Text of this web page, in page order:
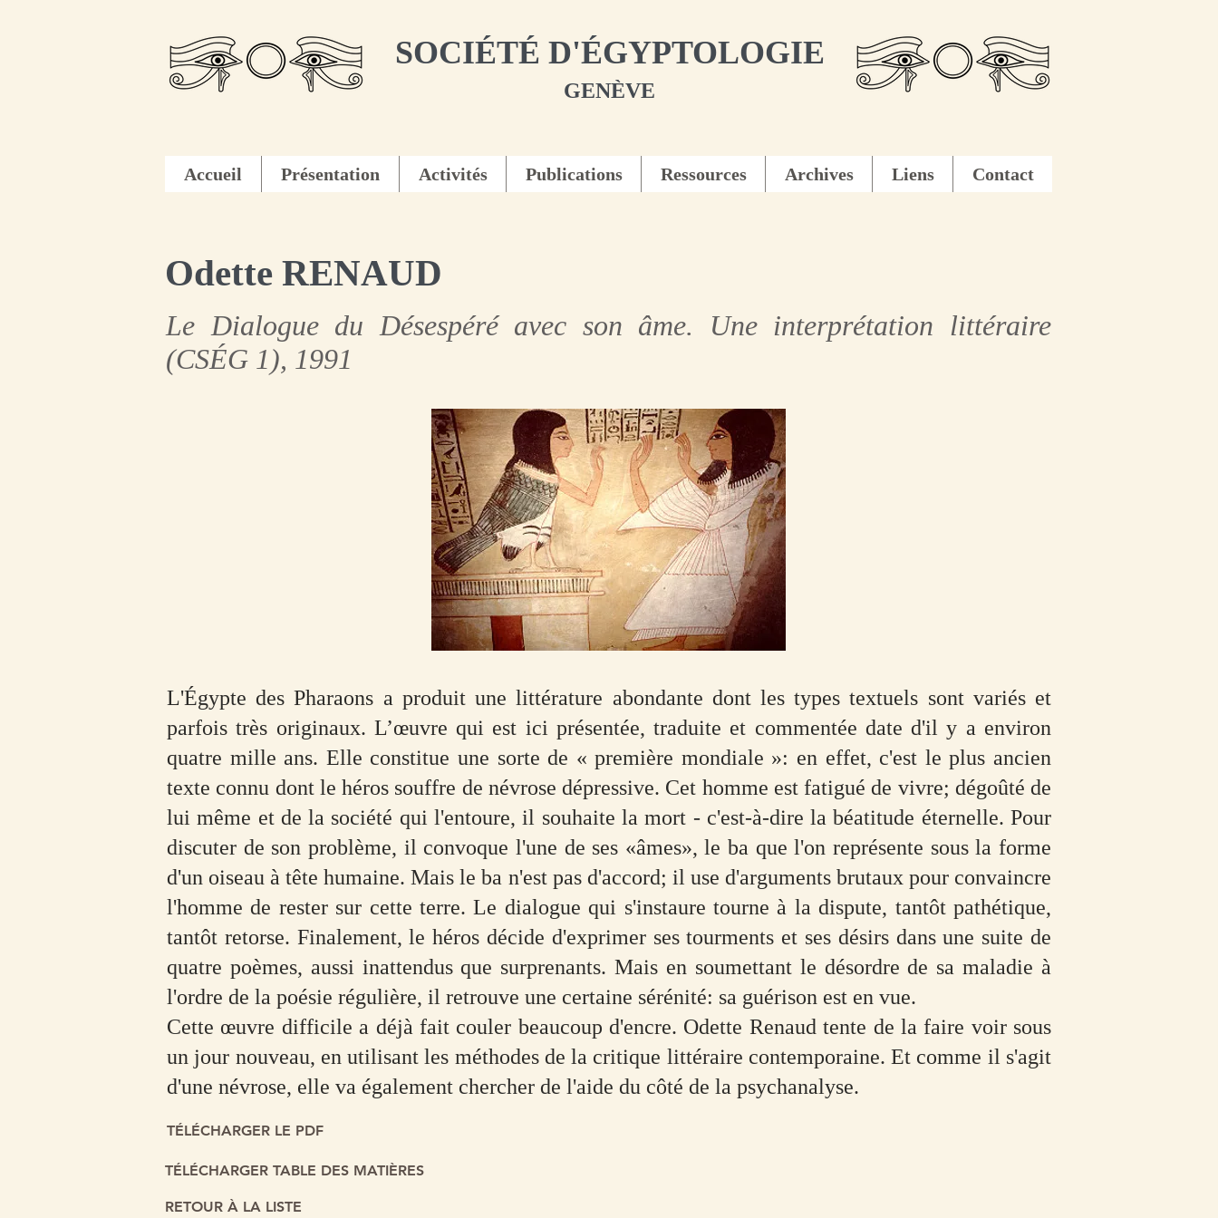
SOCIÉTÉ D'ÉGYPTOLOGIE
GENÈVE
Accueil Présentation Activités Publications Ressources Archives Liens Contact
Le Dialogue du Désespéré avec son âme. Une interprétation littéraire
(CSÉG 1), 1991
Odette RENAUD
L'Égypte des Pharaons a produit une littérature abondante dont les types textuels sont variés et
parfois très originaux. L’œuvre qui est ici présentée, traduite et commentée date d'il y a environ
quatre mille ans. Elle constitue une sorte de « première mondiale »: en effet, c'est le plus ancien
texte connu dont le héros souffre de névrose dépressive. Cet homme est fatigué de vivre; dégoûté de
lui même et de la société qui l'entoure, il souhaite la mort - c'est-à-dire la béatitude éternelle. Pour
discuter de son problème, il convoque l'une de ses «âmes», le ba que l'on représente sous la forme
d'un oiseau à tête humaine. Mais le ba n'est pas d'accord; il use d'arguments brutaux pour convaincre
l'homme de rester sur cette terre. Le dialogue qui s'instaure tourne à la dispute, tantôt pathétique,
tantôt retorse. Finalement, le héros décide d'exprimer ses tourments et ses désirs dans une suite de
quatre poèmes, aussi inattendus que surprenants. Mais en soumettant le désordre de sa maladie à
l'ordre de la poésie régulière, il retrouve une certaine sérénité: sa guérison est en vue.
Cette œuvre difficile a déjà fait couler beaucoup d'encre. Odette Renaud tente de la faire voir sous
un jour nouveau, en utilisant les méthodes de la critique littéraire contemporaine. Et comme il s'agit
d'une névrose, elle va également chercher de l'aide du côté de la psychanalyse.
TÉLÉCHARGER TABLE DES MATIÈRES
TÉLÉCHARGER LE PDF
RETOUR À LA LISTE